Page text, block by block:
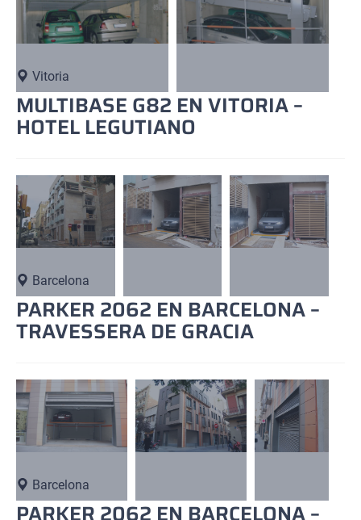
Vitoria
MULTIBASE G82 EN VITORIA –
HOTEL LEGUTIANO
Barcelona
PARKER 2062 EN BARCELONA –
TRAVESSERA DE GRACIA
Barcelona